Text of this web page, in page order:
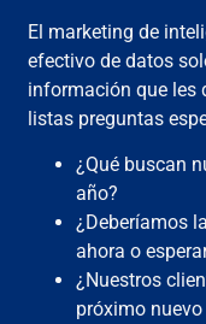
El marketing de
efectivo de datos
información que les
listas preguntas
¿Qué buscan
año?
¿Deberíamos
ahora o
¿Nuestros
próximo